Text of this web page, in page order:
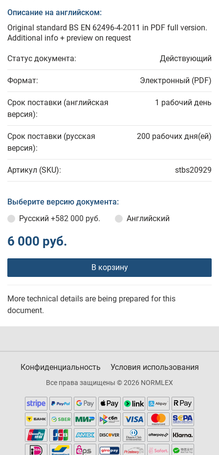
Описание на английском:
Original standard BS EN 62496-4-2011 in PDF full version.
Additional info + preview on request
Статус документа: Действующий
Формат: Электронный (PDF)
Срок поставки (английская
версия):
1 рабочий день
Срок поставки (русская
версия):
200 рабочих дня(ей)
Артикул (SKU): stbs20929
Выберите версию документа:
Русский +582 000 руб. Английский
6 000 руб.
В корзину
More technical details are being prepared for this
document.
Конфиденциальность Условия использования
Все права защищены © 2026 NORMLEX